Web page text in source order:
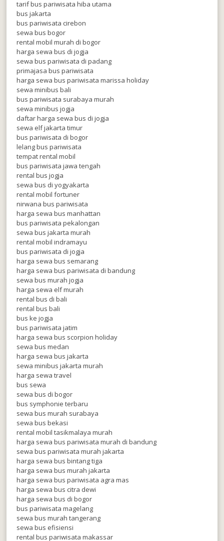
tarif bus pariwisata hiba utama
bus jakarta
bus pariwisata cirebon
sewa bus bogor
rental mobil murah di bogor
harga sewa bus di jogja
sewa bus pariwisata di padang
primajasa bus pariwisata
harga sewa bus pariwisata marissa holiday
sewa minibus bali
bus pariwisata surabaya murah
sewa minibus jogja
daftar harga sewa bus di jogja
sewa elf jakarta timur
bus pariwisata di bogor
lelang bus pariwisata
tempat rental mobil
bus pariwisata jawa tengah
rental bus jogja
sewa bus di yogyakarta
rental mobil fortuner
nirwana bus pariwisata
harga sewa bus manhattan
bus pariwisata pekalongan
sewa bus jakarta murah
rental mobil indramayu
bus pariwisata di jogja
harga sewa bus semarang
harga sewa bus pariwisata di bandung
sewa bus murah jogja
harga sewa elf murah
rental bus di bali
rental bus bali
bus ke jogja
bus pariwisata jatim
harga sewa bus scorpion holiday
sewa bus medan
harga sewa bus jakarta
sewa minibus jakarta murah
harga sewa travel
bus sewa
sewa bus di bogor
bus symphonie terbaru
sewa bus murah surabaya
sewa bus bekasi
rental mobil tasikmalaya murah
harga sewa bus pariwisata murah di bandung
sewa bus pariwisata murah jakarta
harga sewa bus bintang tiga
harga sewa bus murah jakarta
harga sewa bus pariwisata agra mas
harga sewa bus citra dewi
harga sewa bus di bogor
bus pariwisata magelang
sewa bus murah tangerang
sewa bus efisiensi
rental bus pariwisata makassar